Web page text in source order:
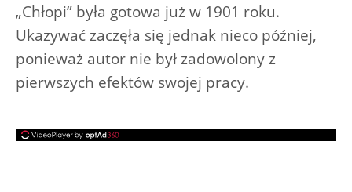
„Chłopi” była gotowa już w 1901 roku.
Ukazywać zaczęła się jednak nieco później,
ponieważ autor nie był zadowolony z
pierwszych efektów swojej pracy.